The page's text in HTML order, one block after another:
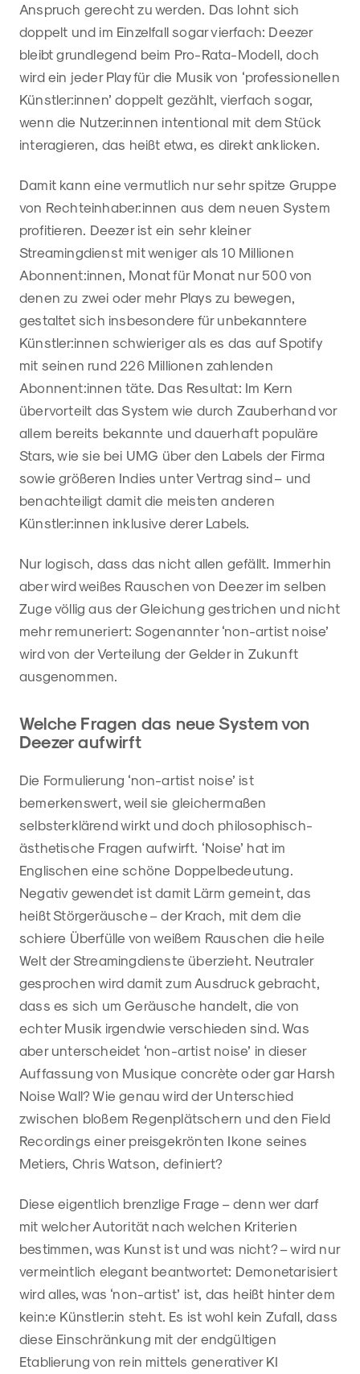
Anspruch gerecht zu werden. Das lohnt sich
doppelt und im Einzelfall sogar vierfach: Deezer
bleibt grundlegend beim Pro-Rata-Modell, doch
wird ein jeder Play für die Musik von ‘professionellen
Künstler:innen’ doppelt gezählt, vierfach sogar,
wenn die Nutzer:innen intentional mit dem Stück
interagieren, das heißt etwa, es direkt anklicken.
Damit kann eine vermutlich nur sehr spitze Gruppe
von Rechteinhaber:innen aus dem neuen System
profitieren. Deezer ist ein sehr kleiner
Streamingdienst mit weniger als 10 Millionen
Abonnent:innen, Monat für Monat nur 500 von
denen zu zwei oder mehr Plays zu bewegen,
gestaltet sich insbesondere für unbekanntere
Künstler:innen schwieriger als es das auf Spotify
mit seinen rund 226 Millionen zahlenden
Abonnent:innen täte. Das Resultat: Im Kern
übervorteilt das System wie durch Zauberhand vor
allem bereits bekannte und dauerhaft populäre
Stars, wie sie bei UMG über den Labels der Firma
sowie größeren Indies unter Vertrag sind – und
benachteiligt damit die meisten anderen
Künstler:innen inklusive derer Labels.
Nur logisch, dass das nicht allen gefällt. Immerhin
aber wird weißes Rauschen von Deezer im selben
Zuge völlig aus der Gleichung gestrichen und nicht
mehr remuneriert: Sogenannter ‘non-artist noise’
wird von der Verteilung der Gelder in Zukunft
ausgenommen.
Welche Fragen das neue System von
Deezer aufwirft
Die Formulierung ‘non-artist noise’ ist
bemerkenswert, weil sie gleichermaßen
selbsterklärend wirkt und doch philosophisch-
ästhetische Fragen aufwirft. ‘Noise’ hat im
Englischen eine schöne Doppelbedeutung.
Negativ gewendet ist damit Lärm gemeint, das
heißt Störgeräusche – der Krach, mit dem die
schiere Überfülle von weißem Rauschen die heile
Welt der Streamingdienste überzieht. Neutraler
gesprochen wird damit zum Ausdruck gebracht,
dass es sich um Geräusche handelt, die von
echter Musik irgendwie verschieden sind. Was
aber unterscheidet ‘non-artist noise’ in dieser
Auffassung von Musique concrète oder gar Harsh
Noise Wall? Wie genau wird der Unterschied
zwischen bloßem Regenplätschern und den Field
Recordings einer preisgekrönten Ikone seines
Metiers, Chris Watson, definiert?
Diese eigentlich brenzlige Frage – denn wer darf
mit welcher Autorität nach welchen Kriterien
bestimmen, was Kunst ist und was nicht? – wird nur
vermeintlich elegant beantwortet: Demonetarisiert
wird alles, was ‘non-artist’ ist, das heißt hinter dem
kein:e Künstler:in steht. Es ist wohl kein Zufall, dass
diese Einschränkung mit der endgültigen
Etablierung von rein mittels generativer KI